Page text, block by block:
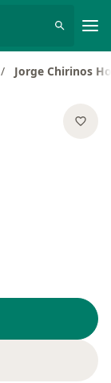
Jorge Chirinos